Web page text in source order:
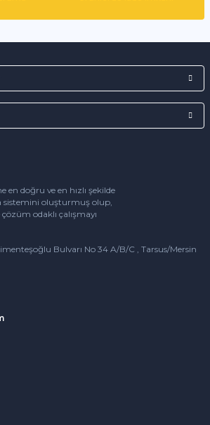
doğru ve en hızlı şekilde
sistemini oluşturmuş olup,
odaklı çalışmayı
Bulvarı No 34 A/B/C , Tarsus/Mersin